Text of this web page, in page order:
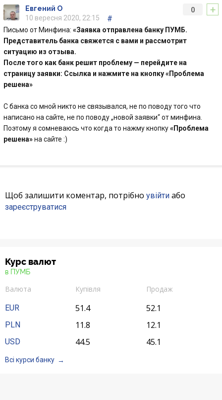
+
0
Евгений О
10 вересня 2020, 22:15
#
Письмо от Минфина: «Заявка отправлена банку ПУМБ.
Представитель банка свяжется с вами и рассмотрит
ситуацию из отзыва.
После того как банк решит проблему — перейдите на
страницу заявки: Ссылка и нажмите на кнопку «Проблема
решена»
С банка со мной никто не связывался, не по поводу того что
написано на сайте, не по поводу „новой заявки“ от минфина.
Поэтому я сомневаюсь что когда то нажму кнопку«Проблема
решена»на сайте :)
Щоб залишити коментар, потрібно увійти або
зареєструватися
Курс валют
в ПУМБ
Валюта Купівля
Продаж
EUR
51.4 52.1
PLN 11.8 12.1
USD 44.5 45.1
Всі курси банку